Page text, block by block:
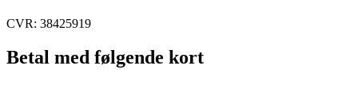
CVR: 38425919
Betal med følgende kort